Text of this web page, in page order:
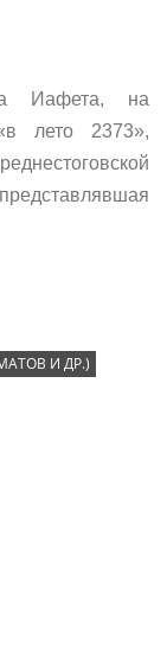
Иафета, на
лето 2373»,
И ДР.)